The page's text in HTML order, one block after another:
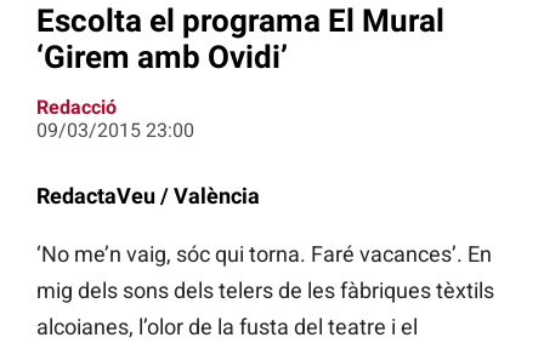
Escolta el programa El Mural
‘Girem amb Ovidi’
Redacció
09/03/2015 23:00
RedactaVeu / València
‘No me’n vaig, sóc qui torna. Faré vacances’. En
mig dels sons dels telers de les fàbriques tèxtils
alcoianes, l’olor de la fusta del teatre i el